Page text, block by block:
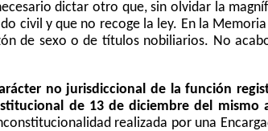
dictar otro que, sin olvidar la
civil y que no recoge la ley. Enla Memoria
de sexo o de títulos nobiliarios. No
no jurisdiccional de la función
de 13 de diciembre del mismo
realizada por una